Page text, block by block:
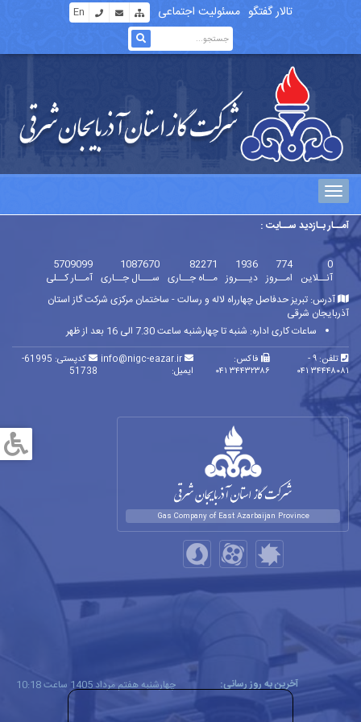
En مسئولیت اجتماعی تالار گفتگو
آمــار بـازدید ســایت :
0
آنــلاین
774
امــروز
1936
دیـــروز
82271
مــاه جــاری
1087670
ســـال جــاری
5709099
آمــار کــلی
آدرس: تبریز حدفاصل چهارراه لاله و رسالت - ساختمان مرکزی شرکت گاز استان
آذربایجان شرقی
ساعات کاری اداره: شنبه تا چهارشنبه ساعت 7.30 الی 16 بعد از ظهر
تلفن: ۹ -
۳۴۴۴۸۰۸۱ ۰۴۱
فاکس:
۳۴۴۳۲۳۸۶ ۰۴۱
info@nigc-eazar.ir
ایمیل:
کدپستی: 61995-
51738
آخرین به روز رسانی: چهارشنبه هفتم مرداد 1405 ساعت 10:18
Gas Company of East Azarbaijan Province